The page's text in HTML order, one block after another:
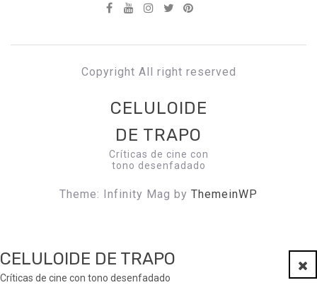
Copyright All right reserved
CELULOIDE
DE TRAPO
Críticas de cine con
tono desenfadado
Theme: Infinity Mag by ThemeinWP
CELULOIDE DE TRAPO
Críticas de cine con tono desenfadado